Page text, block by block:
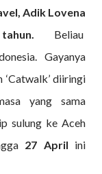
Adik Lovena
Beliau
Gayanya
diiringi
yang sama
sulung ke Aceh
27 April ini